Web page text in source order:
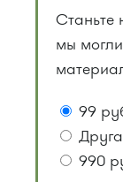
Станьте
мы
99
990